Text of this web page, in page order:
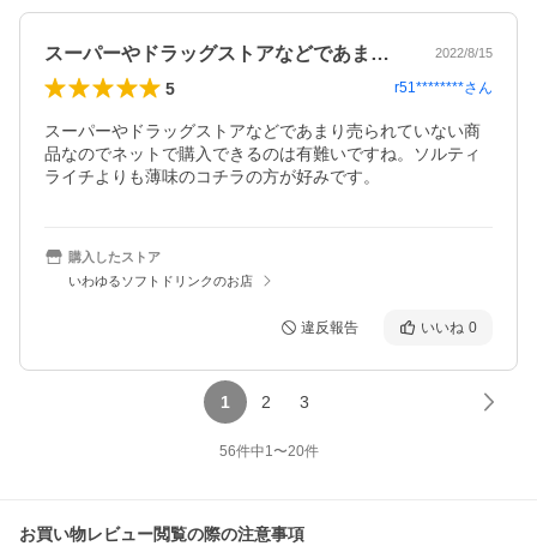
スーパーやドラッグストアなどであまり売… 2022/8/15
5 r51********さん
スーパーやドラッグストアなどであまり売られていない商
品なのでネットで購入できるのは有難いですね。ソルティ
ライチよりも薄味のコチラの方が好みです。
購入したストア
いわゆるソフトドリンクのお店
違反報告 いいね 0
1 2 3
56件中1〜20件
お買い物レビュー閲覧の際の注意事項